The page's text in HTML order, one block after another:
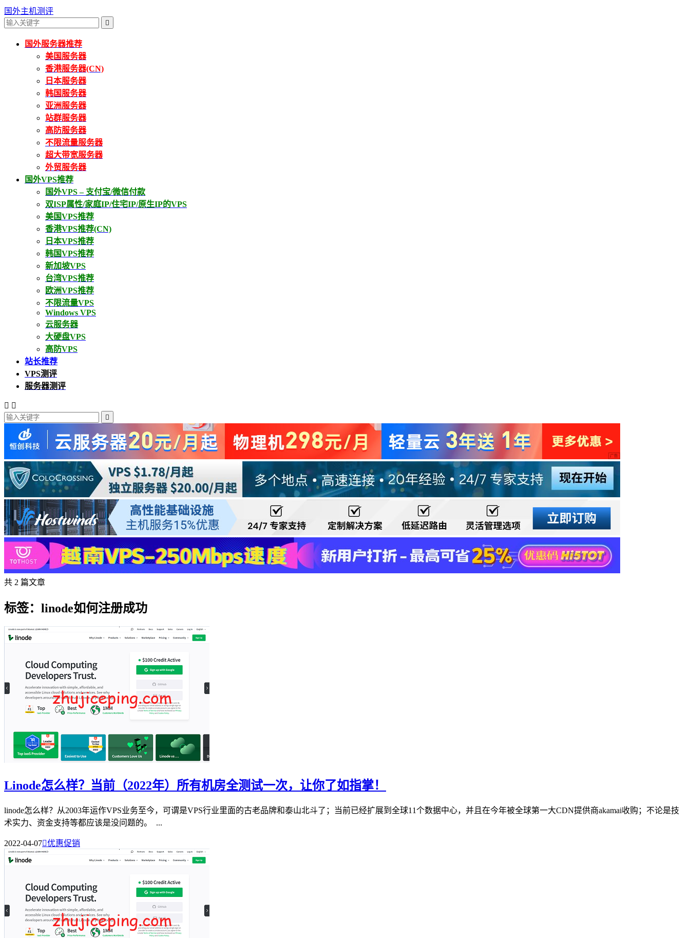
国外主机测评

国外服务器推荐
美国服务器
香港服务器(CN)
日本服务器
韩国服务器
亚洲服务器
站群服务器
高防服务器
不限流量服务器
超大带宽服务器
外贸服务器
国外VPS推荐
国外VPS – 支付宝/微信付款
双ISP属性/家庭IP/住宅IP/原生IP的VPS
美国VPS推荐
香港VPS推荐(CN)
日本VPS推荐
韩国VPS推荐
新加坡VPS
台湾VPS推荐
欧洲VPS推荐
不限流量VPS
Windows VPS
云服务器
大硬盘VPS
高防VPS
站长推荐
VPS测评
服务器测评
 

共 2 篇文章
标签：linode如何注册成功
Linode怎么样？当前（2022年）所有机房全测试一次，让你了如指掌！
linode怎么样？从2003年运作VPS业务至今，可谓是VPS行业里面的古老品牌和泰山北斗了；当前已经扩展到全球11个数据中心，并且在今年被全球第一大CDN提供商akamai收购；不论是技
术实力、资金支持等都应该是没问题的。 ...
2022-04-07优惠促销